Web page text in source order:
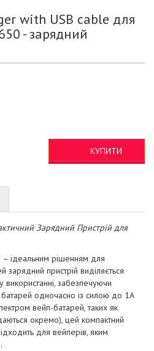
with USB cable для
- зарядний
КУПИТИ
Зарядний Пристрій для
– ідеальним рішенням для
пристрій виділяється
використанні, забезпечуючи
одночасно із силою до 1A
вейп-батарей, таких як
окремо), цей компактний
для вейперів, яким